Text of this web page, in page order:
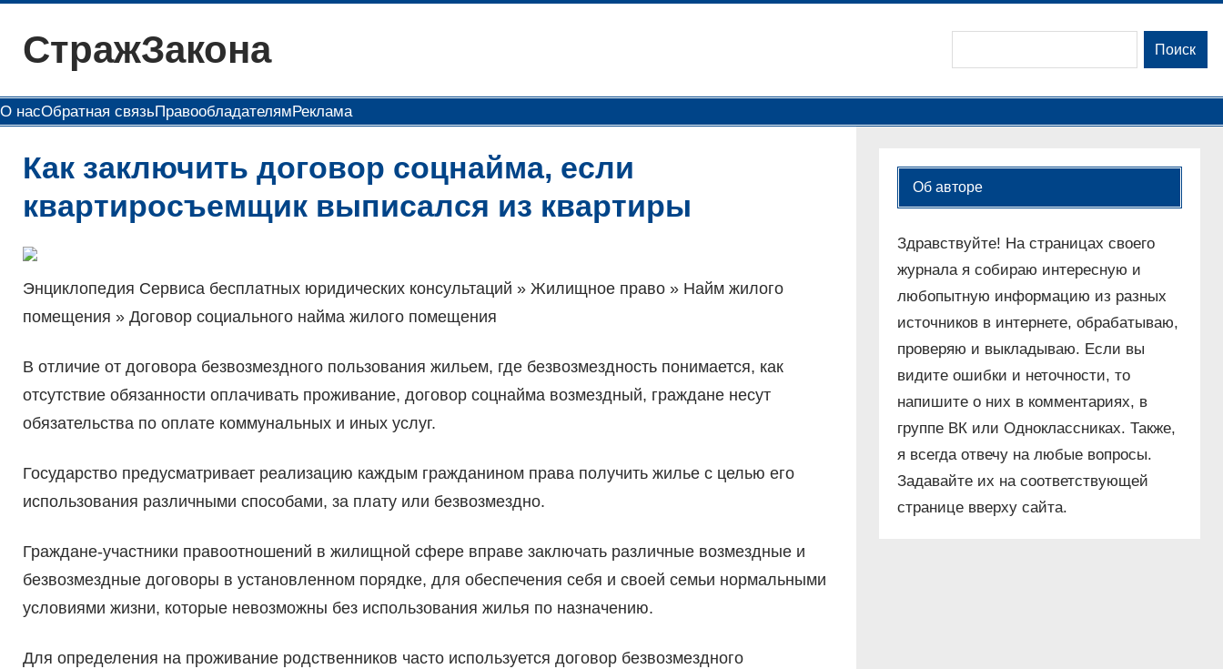
содержимому
СтражЗакона Поиск
О насОбратная связьПравообладателямРеклама
Как заключить договор соцнайма, если
квартиросъемщик выписался из квартиры
Энциклопедия Сервиса бесплатных юридических консультаций » Жилищное право » Найм жилого
помещения » Договор социального найма жилого помещения
В отличие от договора безвозмездного пользования жильем, где безвозмездность понимается, как
отсутствие обязанности оплачивать проживание, договор соцнайма возмездный, граждане несут
обязательства по оплате коммунальных и иных услуг.
Государство предусматривает реализацию каждым гражданином права получить жилье с целью его
использования различными способами, за плату или безвозмездно.
Граждане-участники правоотношений в жилищной сфере вправе заключать различные возмездные и
безвозмездные договоры в установленном порядке, для обеспечения себя и своей семьи нормальными
условиями жизни, которые невозможны без использования жилья по назначению.
Для определения на проживание родственников часто используется договор безвозмездного
Об авторе
Здравствуйте! На страницах своего
журнала я собираю интересную и
любопытную информацию из разных
источников в интернете, обрабатываю,
проверяю и выкладываю. Если вы
видите ошибки и неточности, то
напишите о них в комментариях, в
группе ВК или Одноклассниках. Также,
я всегда отвечу на любые вопросы.
Задавайте их на соответствующей
странице вверху сайта.